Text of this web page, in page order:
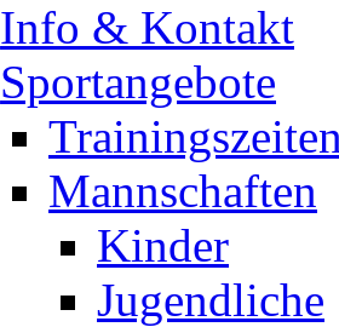
Info & Kontakt
Sportangebote
Mannschaften
Kinder
Jugendliche